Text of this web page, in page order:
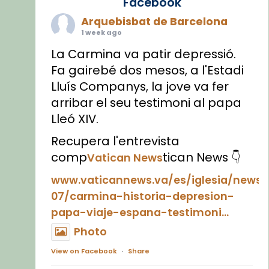
Arquebisbat de Barcelona
1 week ago
La Carmina va patir depressió.
Fa gairebé dos mesos, a l'Estadi
Lluís Companys, la jove va fer
arribar el seu testimoni al papa
Lleó XIV.
Recupera l'entrevista
compVatican Newstican News 👇
www.vaticannews.va/es/iglesia/news/
07/carmina-historia-depresion-
papa-viaje-espana-testimoni...
Photo
View on Facebook · Share